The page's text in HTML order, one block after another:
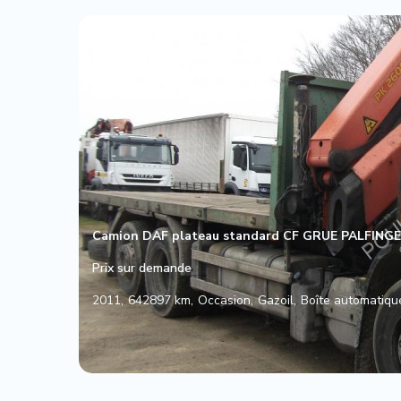
Camion DAF plateau standard CF GRUE
Prix sur demande
2011 642897 km Occasion Gazoil Boîte